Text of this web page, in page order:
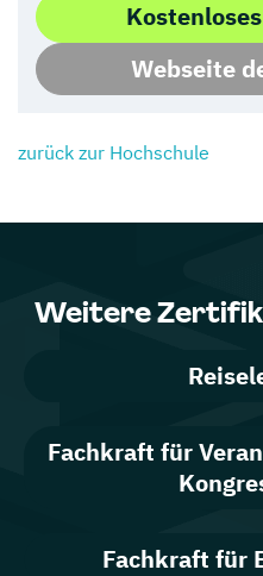
Webseite
zurück zur Hochschule
Weitere
Fachkraft für
Fachkraft für